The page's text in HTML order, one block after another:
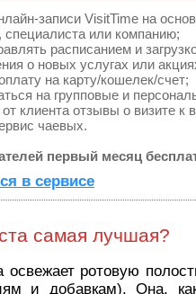
записи VisitTime на
или компанию;
расписанием и
о новых услугах или
на карту/кошелек/счет;
на групповые и
клиента отзывы о визите к
чаевых.
первый месяц
в сервисе
самая лучшая?
освежает ротовую
и добавкам). Она,